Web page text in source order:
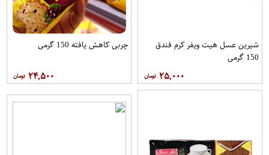
شیرین عسل هیت ویفر کرم فندق
150 گرمی
۲۵,۰۰۰
چربی کاهش یافته 150 گرمی
۲۴,۵۰۰